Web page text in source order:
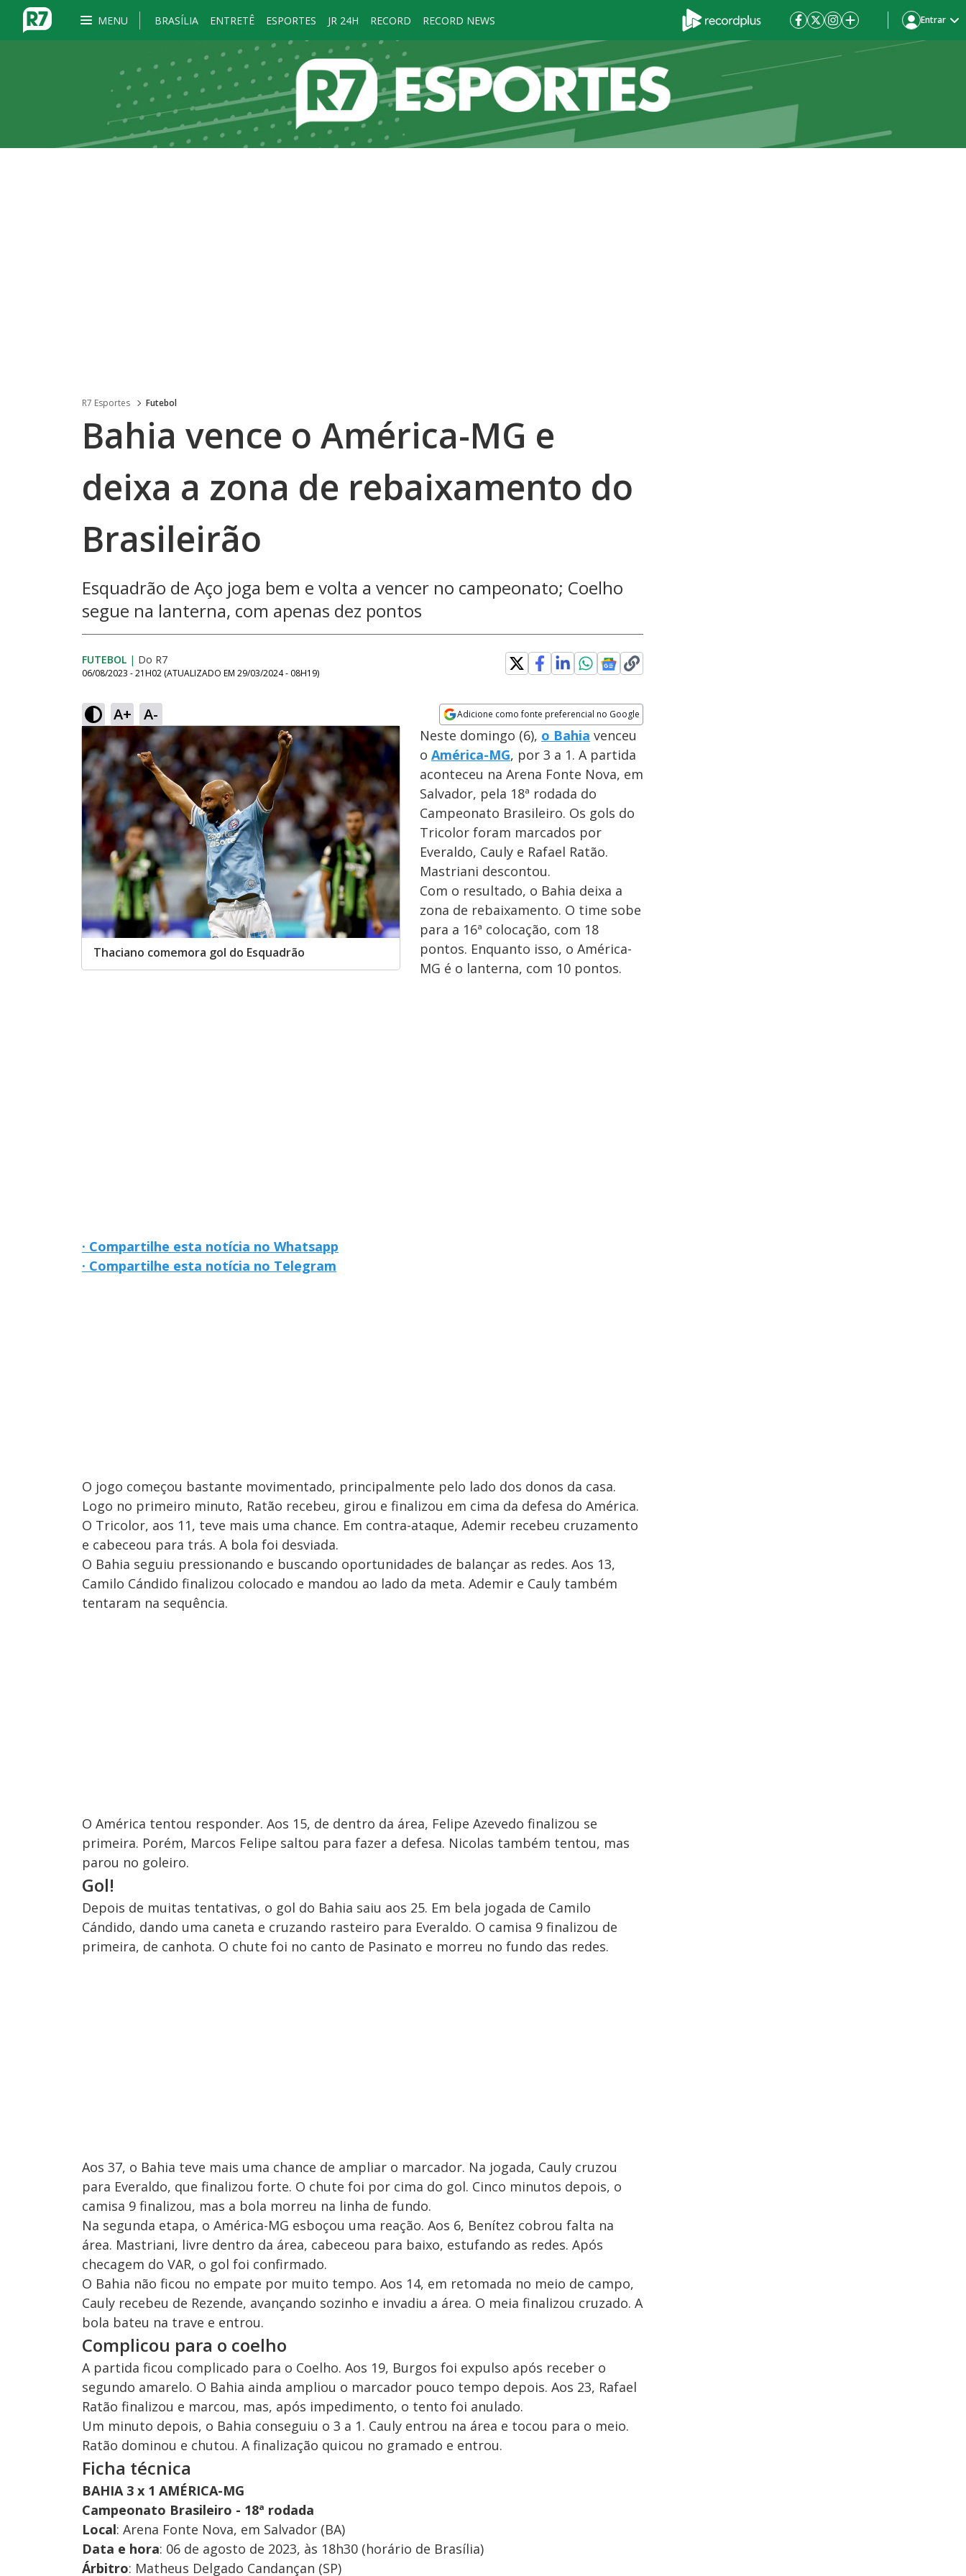
MENU BRASÍLIA ENTRETÊ ESPORTES JR 24H RECORD RECORD NEWS Entrar
R7 Esportes Futebol
Bahia vence o América-MG e
deixa a zona de rebaixamento do
Brasileirão
Esquadrão de Aço joga bem e volta a vencer no campeonato; Coelho
segue na lanterna, com apenas dez pontos
FUTEBOL | Do R7
06/08/2023 - 21H02 (ATUALIZADO EM 29/03/2024 - 08H19)
A+ A- Adicione como fonte preferencial no Google
Opens in new window
Thaciano comemora gol do Esquadrão
Neste domingo (6), o Bahia venceu
o América-MG, por 3 a 1. A partida
aconteceu na Arena Fonte Nova, em
Salvador, pela 18ª rodada do
Campeonato Brasileiro. Os gols do
Tricolor foram marcados por
Everaldo, Cauly e Rafael Ratão.
Mastriani descontou.
Com o resultado, o Bahia deixa a
zona de rebaixamento. O time sobe
para a 16ª colocação, com 18
pontos. Enquanto isso, o América-
MG é o lanterna, com 10 pontos.
· Compartilhe esta notícia no Whatsapp
· Compartilhe esta notícia no Telegram
O jogo começou bastante movimentado, principalmente pelo lado dos donos da casa.
Logo no primeiro minuto, Ratão recebeu, girou e finalizou em cima da defesa do América.
O Tricolor, aos 11, teve mais uma chance. Em contra-ataque, Ademir recebeu cruzamento
e cabeceou para trás. A bola foi desviada.
O Bahia seguiu pressionando e buscando oportunidades de balançar as redes. Aos 13,
Camilo Cándido finalizou colocado e mandou ao lado da meta. Ademir e Cauly também
tentaram na sequência.
O América tentou responder. Aos 15, de dentro da área, Felipe Azevedo finalizou se
primeira. Porém, Marcos Felipe saltou para fazer a defesa. Nicolas também tentou, mas
parou no goleiro.
Gol!
Depois de muitas tentativas, o gol do Bahia saiu aos 25. Em bela jogada de Camilo
Cándido, dando uma caneta e cruzando rasteiro para Everaldo. O camisa 9 finalizou de
primeira, de canhota. O chute foi no canto de Pasinato e morreu no fundo das redes.
Aos 37, o Bahia teve mais uma chance de ampliar o marcador. Na jogada, Cauly cruzou
para Everaldo, que finalizou forte. O chute foi por cima do gol. Cinco minutos depois, o
camisa 9 finalizou, mas a bola morreu na linha de fundo.
Na segunda etapa, o América-MG esboçou uma reação. Aos 6, Benítez cobrou falta na
área. Mastriani, livre dentro da área, cabeceou para baixo, estufando as redes. Após
checagem do VAR, o gol foi confirmado.
O Bahia não ficou no empate por muito tempo. Aos 14, em retomada no meio de campo,
Cauly recebeu de Rezende, avançando sozinho e invadiu a área. O meia finalizou cruzado. A
bola bateu na trave e entrou.
Complicou para o coelho
A partida ficou complicado para o Coelho. Aos 19, Burgos foi expulso após receber o
segundo amarelo. O Bahia ainda ampliou o marcador pouco tempo depois. Aos 23, Rafael
Ratão finalizou e marcou, mas, após impedimento, o tento foi anulado.
Um minuto depois, o Bahia conseguiu o 3 a 1. Cauly entrou na área e tocou para o meio.
Ratão dominou e chutou. A finalização quicou no gramado e entrou.
Ficha técnica
BAHIA 3 x 1 AMÉRICA-MG
Campeonato Brasileiro - 18ª rodada
Local: Arena Fonte Nova, em Salvador (BA)
Data e hora: 06 de agosto de 2023, às 18h30 (horário de Brasília)
Árbitro: Matheus Delgado Candançan (SP)